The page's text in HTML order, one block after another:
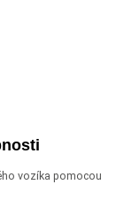
vozíka pomocou